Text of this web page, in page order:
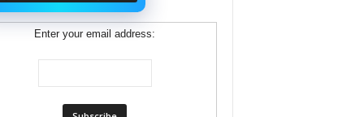
Enter your email address: